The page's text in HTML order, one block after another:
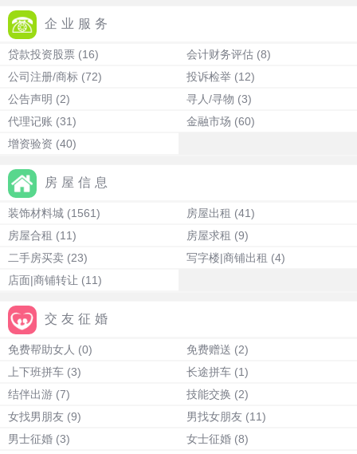
企业服务
贷款投资股票 (16) 会计财务评估 (8)
公司注册/商标 (72) 投诉检举 (12)
公告声明 (2) 寻人/寻物 (3)
代理记账 (31) 金融市场 (60)
增资验资 (40)
房屋信息
装饰材料城 (1561) 房屋出租 (41)
房屋合租 (11) 房屋求租 (9)
二手房买卖 (23) 写字楼|商铺出租 (4)
店面|商铺转让 (11)
交友征婚
免费帮助女人 (0) 免费赠送 (2)
上下班拼车 (3) 长途拼车 (1)
结伴出游 (7) 技能交换 (2)
女找男朋友 (9) 男找女朋友 (11)
男士征婚 (3) 女士征婚 (8)